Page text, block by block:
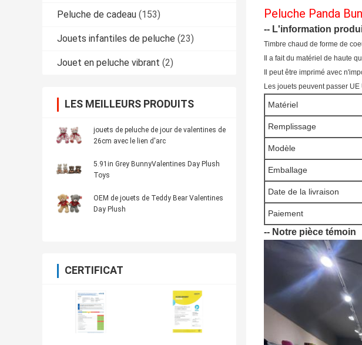
Peluche de cadeau (153)
Jouets infantiles de peluche (23)
Jouet en peluche vibrant (2)
LES MEILLEURS PRODUITS
jouets de peluche de jour de valentines de
26cm avec le lien d'arc
5.91in Grey BunnyValentines Day Plush
Toys
OEM de jouets de Teddy Bear Valentines
Day Plush
CERTIFICAT
Peluche Panda
-- L'information
Timbre chaud de forme de
Il a fait du matériel de haute
Il peut être imprimé avec
Les jouets peuvent passer
Matériel
Remplissage
Modèle
Emballage
Date de la livraison
Paiement
-- Notre pièce témoin